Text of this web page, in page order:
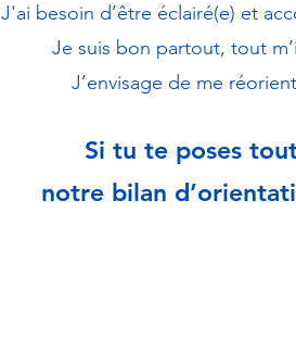
J'ai besoin d’être éclairé(e) et
Je suis bon partout, tout
J’envisage de me
Si tu te poses
notre bilan